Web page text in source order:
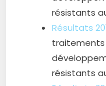
résistants
Résultats
traitements
résistants